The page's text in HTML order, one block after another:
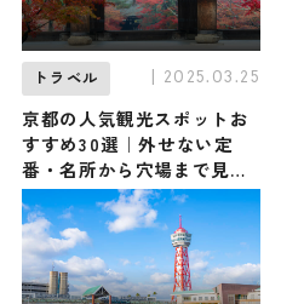
トラベル | 2025.03.25
京都の人気観光スポットお
すすめ30選｜外せない定
番・名所から穴場まで見ど
ころ満載の観光地を紹介